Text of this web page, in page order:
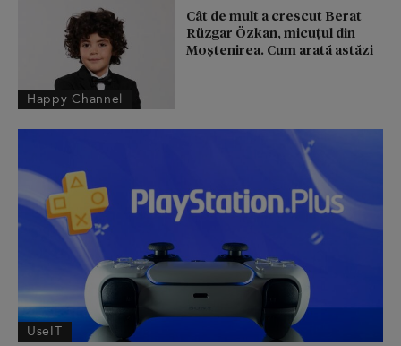
Happy Channel
Cât de mult a crescut Berat
Rüzgar Özkan, micuțul din
Moștenirea. Cum arată astăzi
UseIT